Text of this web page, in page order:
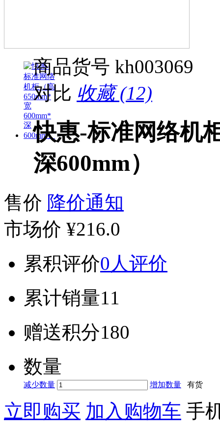
商品货号 kh003069
对比 收藏 (12)
快惠-标准网络机
深600mm）
售价 降价通知
市场价 ¥216.0
累积评价0人评价
累计销量11
赠送积分180
数量
减少数量 增加数量 有货
立即购买 加入购物车 手